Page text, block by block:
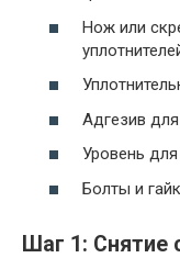
Нож или
Адгезив
Уровень
Болты и
Шаг 1: Снятие